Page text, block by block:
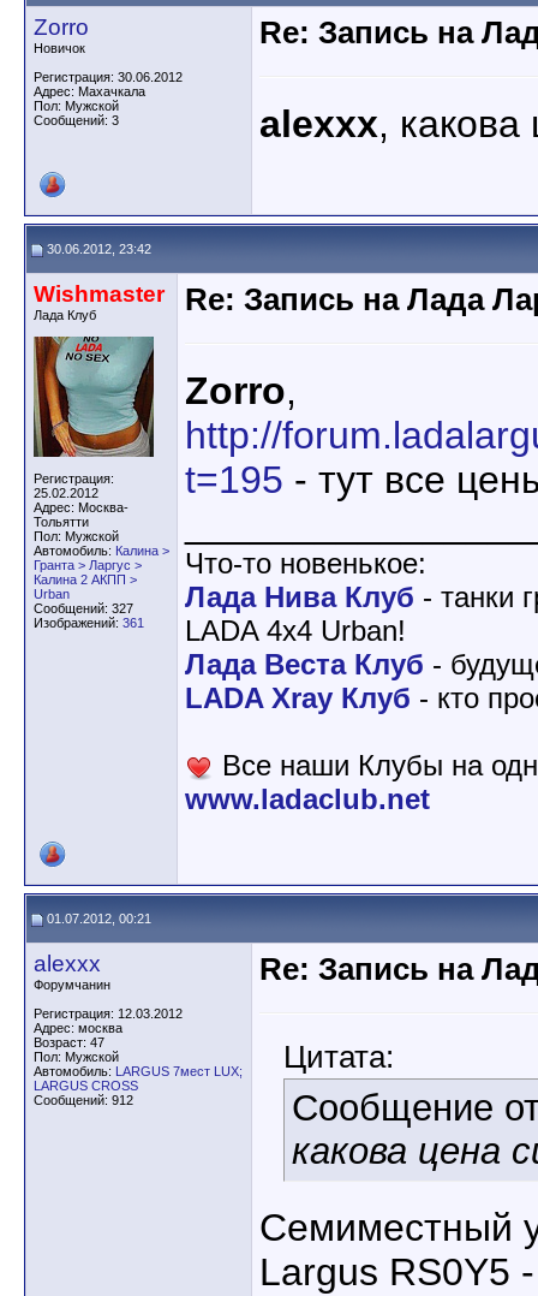
Zorro
Новичок
Регистрация: 30.06.2012
Адрес: Махачкала
Пол: Мужской
Сообщений: 3
Re: Запись на
alexxx, какова
30.06.2012, 23:42
Wishmaster
Лада Клуб
Регистрация:
25.02.2012
Адрес: Москва-
Тольятти
Пол: Мужской
Автомобиль: Калина >
Гранта > Ларгус >
Калина 2 АКПП >
Urban
Сообщений: 327
Изображений: 361
Re: Запись на Лада
Zorro,
http://
t=195 - тут все
Что-то новенькое:
Лада Нива Клуб - танки
LADA 4x4 Urban!
Лада Веста Клуб -
LADA Xray Клуб - кто
Все наши Клубы на
www.ladaclub.net
01.07.2012, 00:21
alexxx
Форумчанин
Регистрация: 12.03.2012
Адрес: москва
Возраст: 47
Пол: Мужской
Автомобиль: LARGUS 7мест LUX;
LARGUS CROSS
Сообщений: 912
Re: Запись на
Цитата:
Сообщение
какова цена
Семиместный
Largus RS0Y5